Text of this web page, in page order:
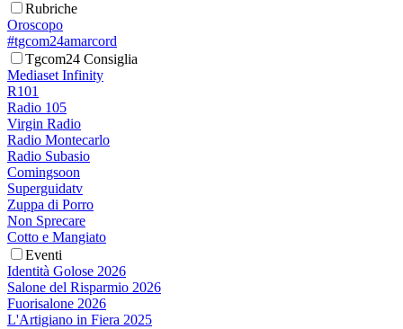
Rubriche
Oroscopo
#tgcom24amarcord
Tgcom24 Consiglia
Mediaset Infinity
R101
Radio 105
Virgin Radio
Radio Montecarlo
Radio Subasio
Comingsoon
Superguidatv
Zuppa di Porro
Non Sprecare
Cotto e Mangiato
Eventi
Identità Golose 2026
Salone del Risparmio 2026
Fuorisalone 2026
L'Artigiano in Fiera 2025